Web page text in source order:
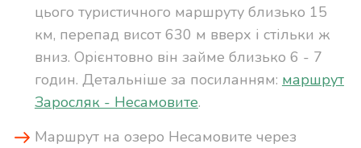
цього туристичного маршруту близько 15
км, перепад висот 630 м вверх і стільки ж
вниз. Орієнтовно він займе близько 6 - 7
годин. Детальніше за посиланням: маршрут
Заросляк - Несамовите.
Маршрут на озеро Несамовите через